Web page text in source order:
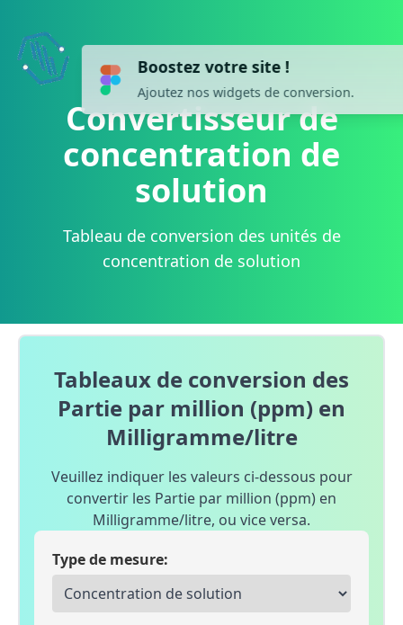
Convertisseur de
concentration de
solution
Tableau de conversion des unités de
concentration de solution
Tableaux de conversion des
Partie par million (ppm) en
Milligramme/litre
Veuillez indiquer les valeurs ci-dessous pour
convertir les Partie par million (ppm) en
Milligramme/litre, ou vice versa.
Type de mesure:
Boostez votre site !
Ajoutez nos widgets de conversion.